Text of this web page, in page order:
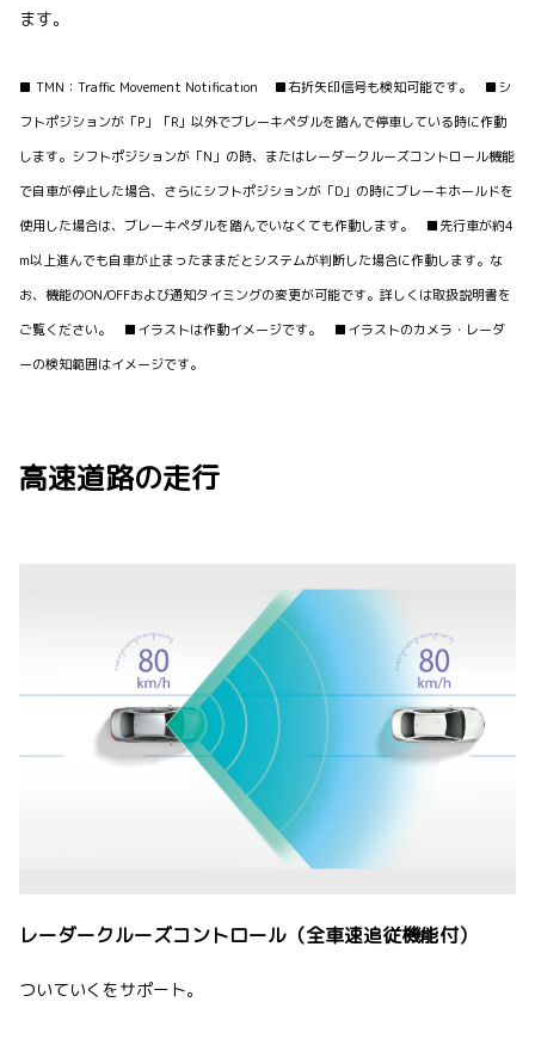
ます。
■ TMN：Traffic Movement Notification ■右折矢印信号も検知可能です。 ■シ
フトポジションが「P」「R」以外でブレーキペダルを踏んで停車している時に作動
します。シフトポジションが「N」の時、またはレーダークルーズコントロール機能
で自車が停止した場合、さらにシフトポジションが「D」の時にブレーキホールドを
使用した場合は、ブレーキペダルを踏んでいなくても作動します。 ■先行車が約4
m以上進んでも自車が止まったままだとシステムが判断した場合に作動します。な
お、機能のON/OFFおよび通知タイミングの変更が可能です。詳しくは取扱説明書を
ご覧ください。 ■イラストは作動イメージです。 ■イラストのカメラ・レーダ
ーの検知範囲はイメージです。
高速道路の走行
レーダークルーズコントロール（全車速追従機能付）
ついていくをサポート。